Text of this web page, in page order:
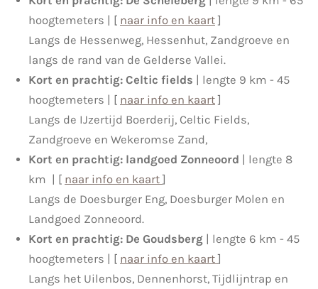
hoogtemeters | [ naar info en kaart]
Langs de Hessenweg, Hessenhut, Zandgroeve en
langs de rand van de Gelderse Vallei.
Kort en prachtig: Celtic fields | lengte 9 km - 45
hoogtemeters | [ naar info en kaart]
Langs de IJzertijd Boerderij, Celtic Fields,
Zandgroeve en Wekeromse Zand,
Kort en prachtig: landgoed Zonneoord | lengte 8
km | [ naar info en kaart]
Langs de Doesburger Eng, Doesburger Molen en
Landgoed Zonneoord.
Kort en prachtig: De Goudsberg | lengte 6 km - 45
hoogtemeters | [ naar info en kaart]
Langs het Uilenbos, Dennenhorst, Tijdlijntrap en